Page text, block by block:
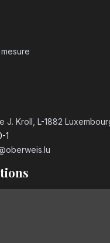
J. Kroll, L-1882
1